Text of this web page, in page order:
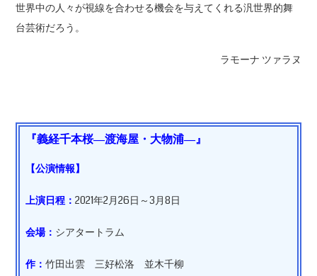
世界中の人々が視線を合わせる機会を与えてくれる汎世界的舞
台芸術だろう。
ラモーナ ツァラヌ
『義経千本桜―渡海屋・大物浦―』
【公演情報】
上演日程：2021年2月26日～3月8日
会場： シアタートラム
作：竹田出雲 三好松洛 並木千柳